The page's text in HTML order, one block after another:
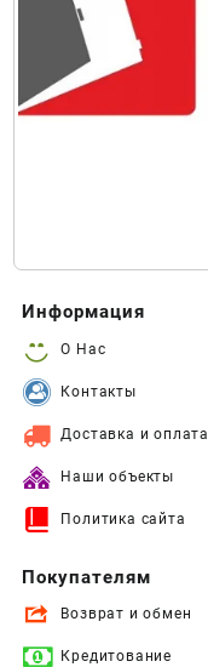
Информация
О Нас
Контакты
Доставка и оплата
Наши объекты
Политика сайта
Покупателям
Возврат и обмен
Кредитование